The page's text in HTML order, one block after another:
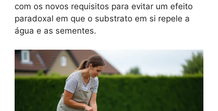
com os novos requisitos para evitar um efeito
paradoxal em que o substrato em si repele a
água e as sementes.